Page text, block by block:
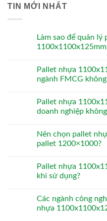
TIN MỚI NHẤT
Làm sao để quản lý
Pallet nhựa
ngành FMCG
Pallet nhựa
doanh nghiệp
Nên chọn pallet
pallet 1200×1000?
Pallet nhựa
khi sử dụng?
Các ngành công
nhựa